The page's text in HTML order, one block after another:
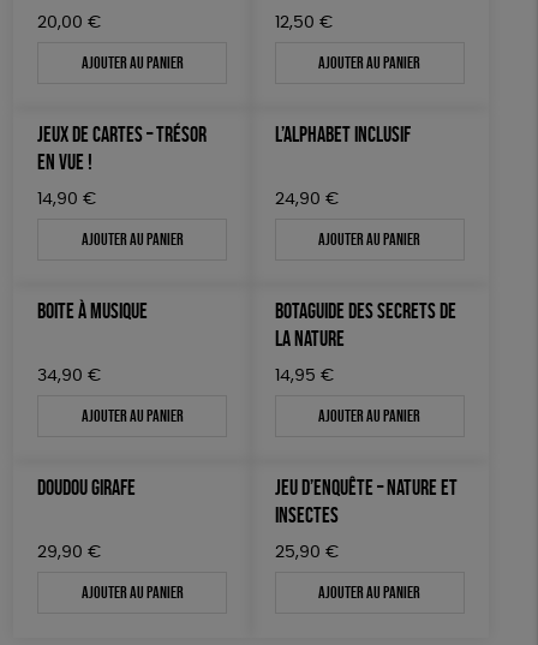
20,00 €
Ajouter au panier
12,50 €
Ajouter au panier
JEUX DE CARTES – TRÉSOR
EN VUE !
14,90 €
Ajouter au panier
L’ALPHABET INCLUSIF
24,90 €
Ajouter au panier
BOITE À MUSIQUE
34,90 €
Ajouter au panier
BOTAGUIDE DES SECRETS DE
LA NATURE
14,95 €
Ajouter au panier
DOUDOU GIRAFE
29,90 €
Ajouter au panier
JEU D’ENQUÊTE – NATURE ET
INSECTES
25,90 €
Ajouter au panier